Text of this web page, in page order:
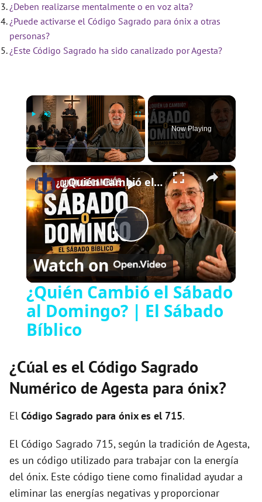
¿Deben realizarse mentalmente o en voz alta?
¿Puede activarse el Código Sagrado para ónix a otras
personas?
¿Este Código Sagrado ha sido canalizado por Agesta?
×
Play Unmute
Now Playing
×
P
V
i
d
e
¿Quién Cambió el Sábado al Domingo? | El Sábado Bíblico
Watch on
¿Quién Cambió el Sábado
al Domingo? | El Sábado
Bíblico
¿Cúal es el Código Sagrado
Numérico de Agesta para ónix?
El Código Sagrado para ónix es el 715.
El Código Sagrado 715, según la tradición de Agesta,
es un código utilizado para trabajar con la energía
del ónix. Este código tiene como finalidad ayudar a
eliminar las energías negativas y proporcionar